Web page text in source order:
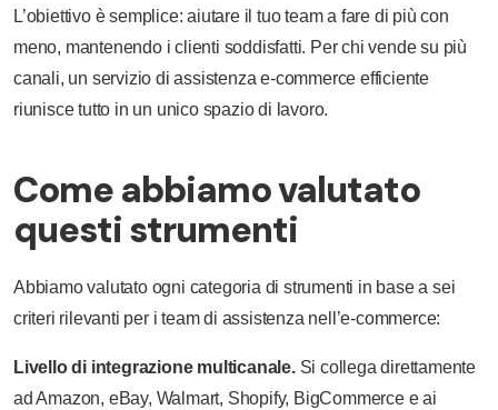
L’obiettivo è semplice: aiutare il tuo team a fare di più con
meno, mantenendo i clienti soddisfatti. Per chi vende su più
canali, un servizio di assistenza e-commerce efficiente
riunisce tutto in un unico spazio di lavoro.
Come abbiamo valutato
questi strumenti
Abbiamo valutato ogni categoria di strumenti in base a sei
criteri rilevanti per i team di assistenza nell’e-commerce:
Livello di integrazione multicanale.Si collega direttamente
ad Amazon, eBay, Walmart, Shopify, BigCommerce e ai